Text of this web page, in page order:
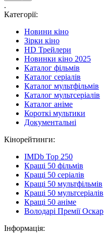
.
Категорії:
Новини кіно
Зірки кіно
HD Трейлери
Новинки кіно 2025
Каталог фільмів
Каталог серіалів
Каталог мультфільмів
Каталог мультсеріалів
Каталог аніме
Короткі мультики
Документальні
Кінорейтинги:
IMDb Top 250
Кращі 50 фільмів
Кращі 50 серіалів
Кращі 50 мультфільмів
Кращі 50 мультсеріалів
Кращі 50 аніме
Володарі Премії Оскар
Інформація: